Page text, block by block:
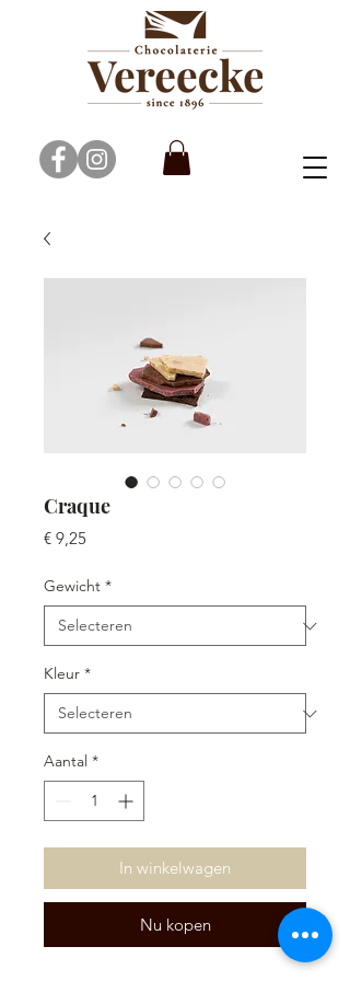
Craque
€ 9,25Prijs
Gewicht *
Kleur *
Aantal *
In winkelwagen
Nu kopen